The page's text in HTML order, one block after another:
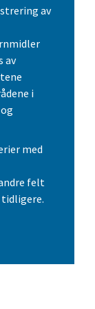
av
av
i
med
felt